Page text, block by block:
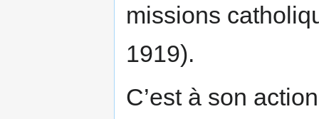
missions
1919).
C’est à son